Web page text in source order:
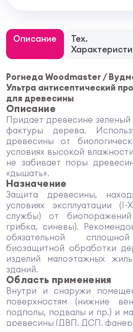
Описание
Тех.
Рогнеда Woodmaster /
Ультра антисептический
для древесины
Описание
Придает древесине зеленый
фактуры дерева.
древесины от
условиях высокой
не забивает поры
«дышать».
Назначение
Защита древесины,
условиях эксплуатации
службы) от биопоражений
грибка, синевы).
обязательной
биозащитной обработки
изделий малоэтажных
зданий.
Область применения
Внутри и снаружи
поверхностям (нижние
подполы, подвалы и пр.) и
древесины (ДВП, ДСП,